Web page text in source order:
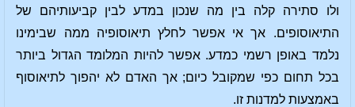
ולו סתירה קלה בין מה שנכון במדע לבין קביעותיהם של
התיאוסופים. אך אי אפשר לחלץ תיאוסופיה ממה שבימינו
נלמד באופן רשמי כמדע. אפשר להיות המלומד הגדול ביותר
בכל תחום כפי שמקובל כיום; אך האדם לא יהפוך לתיאוסוף
באמצעות למדנות זו.